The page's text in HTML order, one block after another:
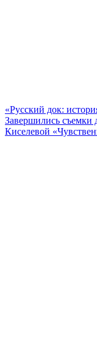
«Русский док:
Завершились
Киселевой